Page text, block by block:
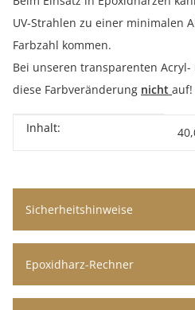
UV-Strahlen zu einer minimalen
Farbzahl kommen.
Bei unseren transparenten
diese Farbveränderung nicht auf!
Produkteigenschaft
Wert
Inhalt:
Sicherheitshinweise
Epoxidharz-Rechner